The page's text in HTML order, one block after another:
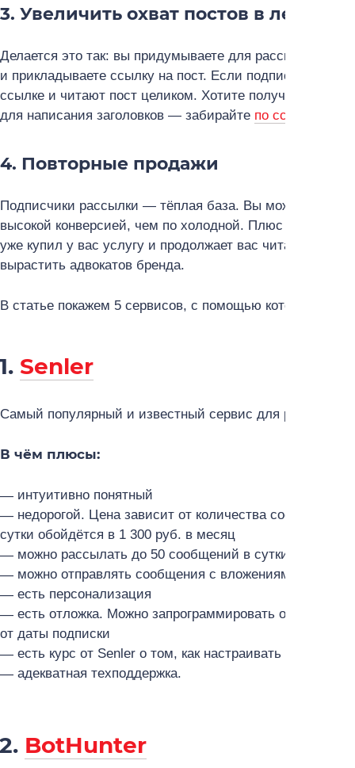
3. Увеличить охват постов в ленте
Делается это так: вы придумываете для рассылки
и прикладываете ссылку на пост. Если подписчиков
ссылке и читают пост целиком. Хотите получить
для написания заголовков — забирайте по ссылке
4. Повторные продажи
Подписчики рассылки — тёплая база. Вы можете греть
высокой конверсией, чем по холодной. Плюс это
уже купил у вас услугу и продолжает вас читать,
вырастить адвокатов бренда.
В статье покажем 5 сервисов, с помощью которых вы
1. Senler
Самый популярный и известный сервис для рассылки.
В чём плюсы:
интуитивно понятный
недорогой. Цена зависит от количества
сутки обойдётся в 1 300 руб. в месяц
можно рассылать до 50 сообщений в сутки
можно отправлять сообщения с вложениями (фото,
есть персонализация
есть отложка. Можно запрограммировать отправку
от даты подписки
есть курс от Senler о том, как настраивать боты и
адекватная техподдержка.
2. BotHunter